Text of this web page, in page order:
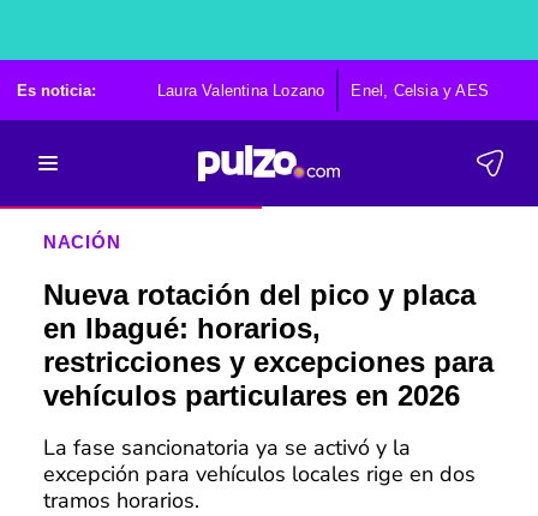
Es noticia: Laura Valentina Lozano Enel, Celsia y AES
NACIÓN
Nueva rotación del pico y placa
en Ibagué: horarios,
restricciones y excepciones para
vehículos particulares en 2026
La fase sancionatoria ya se activó y la
excepción para vehículos locales rige en dos
tramos horarios.